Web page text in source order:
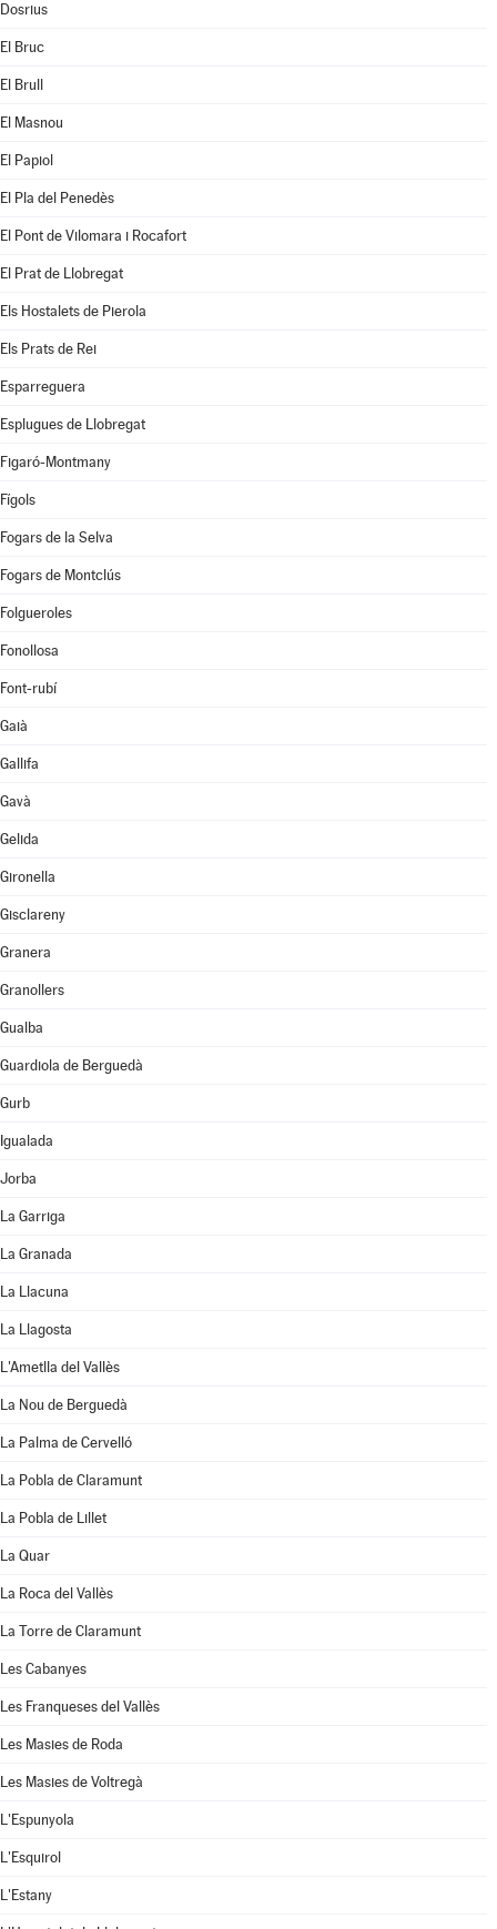
Dosrius
El Bruc
El Brull
El Masnou
El Papiol
El Pla del Penedès
El Pont de Vilomara i Rocafort
El Prat de Llobregat
Els Hostalets de Pierola
Els Prats de Rei
Esparreguera
Esplugues de Llobregat
Figaró-Montmany
Fígols
Fogars de la Selva
Fogars de Montclús
Folgueroles
Fonollosa
Font-rubí
Gaià
Gallifa
Gavà
Gelida
Gironella
Gisclareny
Granera
Granollers
Gualba
Guardiola de Berguedà
Gurb
Igualada
Jorba
La Garriga
La Granada
La Llacuna
La Llagosta
L'Ametlla del Vallès
La Nou de Berguedà
La Palma de Cervelló
La Pobla de Claramunt
La Pobla de Lillet
La Quar
La Roca del Vallès
La Torre de Claramunt
Les Cabanyes
Les Franqueses del Vallès
Les Masies de Roda
Les Masies de Voltregà
L'Espunyola
L'Esquirol
L'Estany